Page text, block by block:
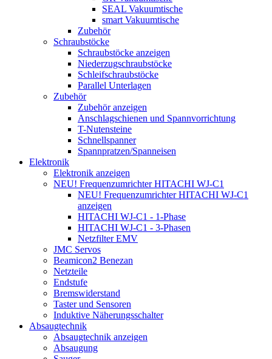
SEAL Vakuumtische
smart Vakuumtische
Zubehör
Schraubstöcke
Schraubstöcke anzeigen
Niederzugschraubstöcke
Schleifschraubstöcke
Parallel Unterlagen
Zubehör
Zubehör anzeigen
Anschlagschienen und Spannvorrichtung
T-Nutensteine
Schnellspanner
Spannpratzen/Spanneisen
Elektronik
Elektronik anzeigen
NEU! Frequenzumrichter HITACHI WJ-C1
NEU! Frequenzumrichter HITACHI WJ-C1
anzeigen
HITACHI WJ-C1 - 1-Phase
HITACHI WJ-C1 - 3-Phasen
Netzfilter EMV
JMC Servos
Beamicon2 Benezan
Netzteile
Endstufe
Bremswiderstand
Taster und Sensoren
Induktive Näherungsschalter
Absaugtechnik
Absaugtechnik anzeigen
Absaugung